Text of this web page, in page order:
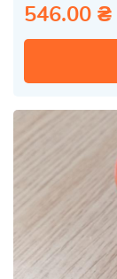
546.00 ₴